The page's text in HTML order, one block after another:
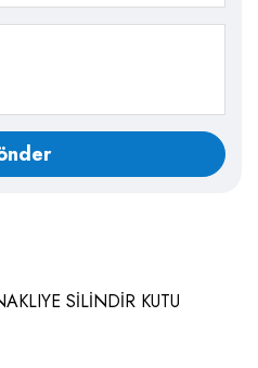
SİLİNDİR KUTU